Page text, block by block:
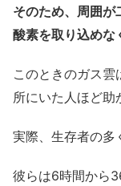
そのため、周囲が
酸素を取り込めな
このときのガス
所にいた人ほど助
実際、生存者の多
彼らは6時間から